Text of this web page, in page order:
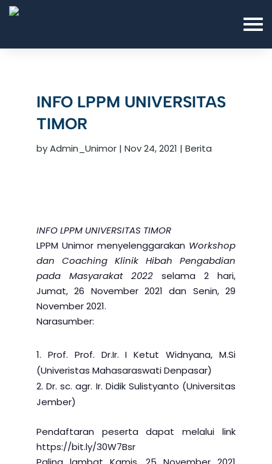
INFO LPPM UNIVERSITAS
TIMOR
byAdmin_Unimor| Nov 24, 2021 | Berita
INFO LPPM UNIVERSITAS TIMOR
LPPM Unimor menyelenggarakan Workshop
dan Coaching Klinik Hibah Pengabdian
pada Masyarakat 2022selama 2 hari,
Jumat, 26 November 2021 dan Senin, 29
November 2021.
Narasumber:
Prof. Prof. Dr.Ir. I Ketut Widnyana, M.Si
(Univeristas Mahasaraswati Denpasar)
Dr. sc. agr. Ir. Didik Sulistyanto (Universitas
Jember)
Pendaftaran peserta dapat melalui link
https://bit.ly/30W7Bsr